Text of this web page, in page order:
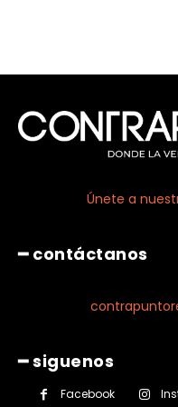
Únete a
━ contáctanos
━ siguenos
Facebook